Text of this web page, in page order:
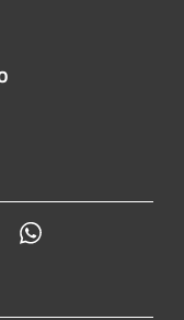
LinkedIn